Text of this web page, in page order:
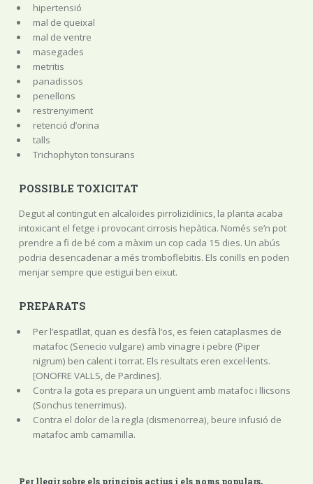
hipertensió
mal de queixal
mal de ventre
masegades
metritis
panadissos
penellons
restrenyiment
retenció d’orina
talls
Trichophyton tonsurans
POSSIBLE TOXICITAT
Degut al contingut en alcaloides pirrolizidínics, la planta acaba
intoxicant el fetge i provocant cirrosis hepàtica. Només se’n pot
prendre a fi de bé com a màxim un cop cada 15 dies. Un abús
podria desencadenar a més tromboflebitis. Els conills en poden
menjar sempre que estigui ben eixut.
PREPARATS
Per l’espatllat, quan es desfà l’os, es feien cataplasmes de
matafoc (Senecio vulgare) amb vinagre i pebre (Piper
nigrum) ben calent i torrat. Els resultats eren excel·lents.
[ONOFRE VALLS, de Pardines].
Contra la gota es prepara un ungüent amb matafoc i llicsons
(Sonchus tenerrimus).
Contra el dolor de la regla (dismenorrea), beure infusió de
matafoc amb camamilla.
Per llegir sobre els principis actius i els noms populars,